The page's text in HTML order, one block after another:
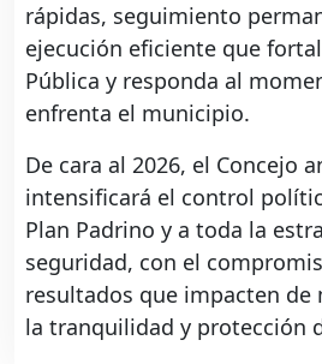
rápidas, seguimiento
ejecución eficiente que
Pública y responda al
enfrenta el municipio.
De cara al 2026, el Concejo
intensificará el control
Plan Padrino y a toda la
seguridad, con el
resultados que impacten de
la tranquilidad y protección